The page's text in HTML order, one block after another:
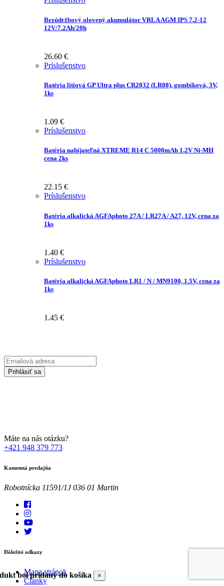
Bezúdržbový olovený akumulátor VRLA AGM IPS 7.2-12
12V/7.2Ah/20h
26.60 €
Príslušenstvo
Batéria lítiová GP Ultra plus CR2032 (LR08), gombíková, 3V,
1ks
1.09 €
Príslušenstvo
Batéria nabíjateľná XTREME R14 C 5000mAh 1.2V Ni-MH
cena 2ks
22.15 €
Príslušenstvo
Batéria alkalická AGFAphoto 27A / LR27A / A27, 12V, cena za
1ks
1.40 €
Príslušenstvo
Batéria alkalická AGFAphoto LR1 / N / MN9100, 1.5V, cena za
1ks
1.45 €
Emailová
adresa
Prihlásiť sa
Máte na nás otázku?
+421 948 379 773
Kamenná predajňa
Robotnícka 11591/1J 036 01 Martin
Dôležité odkazy
Mapa stránok
Články
bol pridaný do košíka ×